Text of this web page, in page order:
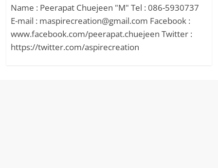
Name : Peerapat Chuejeen "M" Tel : 086-5930737
E-mail : maspirecreation@gmail.com Facebook :
www.facebook.com/peerapat.chuejeen Twitter :
https://twitter.com/aspirecreation